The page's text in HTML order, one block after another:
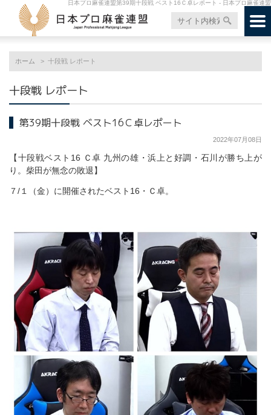
日本プロ麻雀連盟第39期十段戦 ベスト16Ｃ卓レポート - 日本プロ麻雀連盟
ホーム 十段戦 レポート
十段戦 レポート
第39期十段戦 ベスト16Ｃ卓レポート
2022年07月08日
【十段戦ベスト16 Ｃ卓 九州の雄・浜上と好調・石川が勝ち上が
り。柴田が無念の敗退】
７/１（金）に開催されたベスト16・Ｃ卓。